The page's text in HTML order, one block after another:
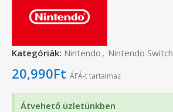
Kategóriák: Nintendo , Nintendo Switch
20,990Ft ÁFÁ-t tartalmaz
Átvehető üzletünkben